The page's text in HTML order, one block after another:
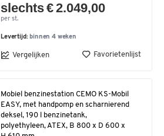
slechts € 2.049,00
per st.
Levertijd: binnen 4 weken
Vergelijken Favorietenlijst
Mobiel benzinestation CEMO KS-Mobil
EASY, met handpomp en scharnierend
deksel, 190 l benzinetank,
polyethyleen, ATEX, B 800 x D 600 x